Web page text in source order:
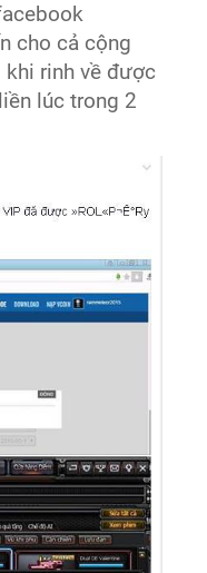
cho cả cộng
rinh về được
lúc trong 2